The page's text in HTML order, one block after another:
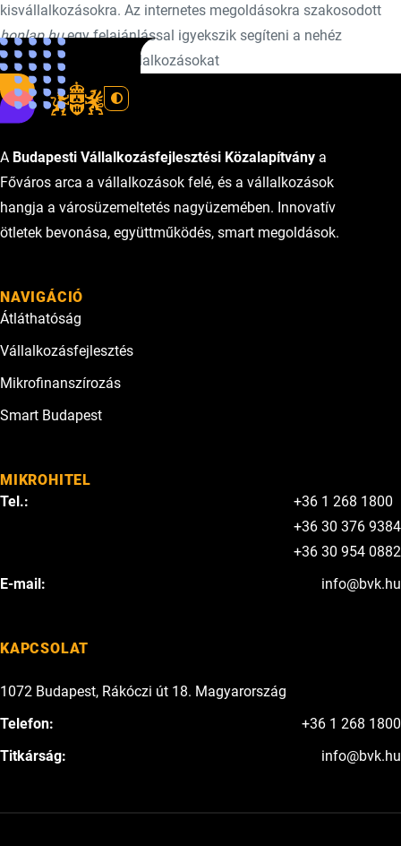
kisvállalkozásokra. Az internetes megoldásokra szakosodott
honlap.huegy felajánlással igyekszik segíteni a nehéz
helyzetbe került kisvállalkozásokat
A Budapesti Vállalkozásfejlesztési Közalapítvány a
Főváros arca a vállalkozások felé, és a vállalkozások
hangja a városüzemeltetés nagyüzemében. Innovatív
ötletek bevonása, együttműködés, smart megoldások.
NAVIGÁCIÓ
Átláthatóság
Vállalkozásfejlesztés
Mikrofinanszírozás
Smart Budapest
MIKROHITEL
Tel.:
+36 1 268 1800
+36 30 376 9384
+36 30 954 0882
E-mail:
info@bvk.hu
KAPCSOLAT
1072 Budapest, Rákóczi út 18. Magyarország
Telefon:
+36 1 268 1800
Titkárság:
info@bvk.hu